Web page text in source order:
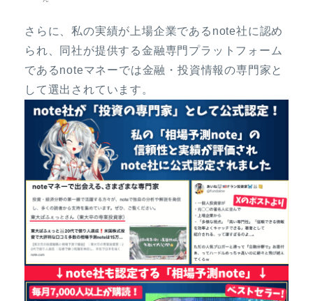
さらに、私の実績が上場企業であるnote社に認め
られ、同社が提供する金融専門プラットフォーム
であるnoteマネーでは金融・投資情報の専門家と
して選出されています。